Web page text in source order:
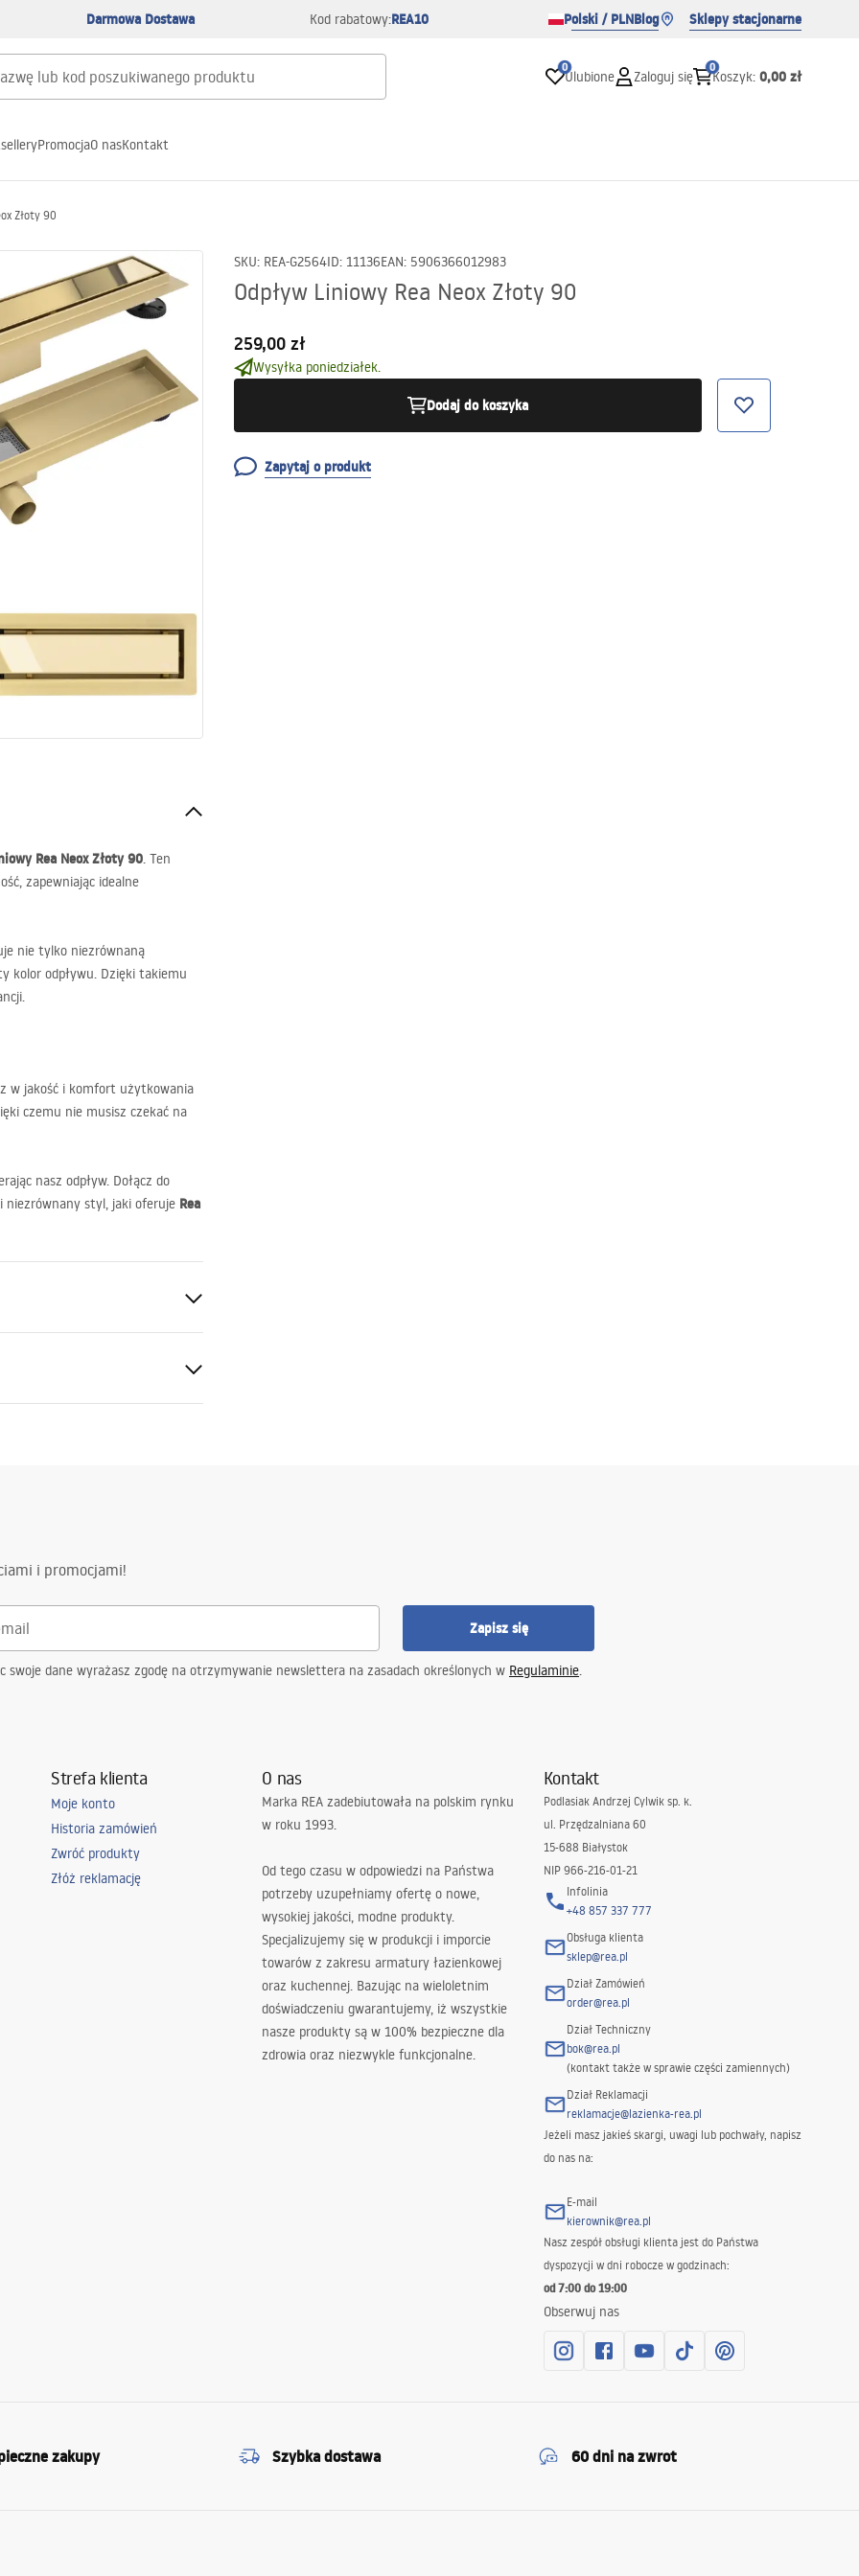
Darmowa Dostawa Kod rabatowy:REA10 Polski / PLNBlog Sklepy stacjonarne
0
Ulubione Zaloguj się
0
Koszyk: 0,00 zł
PromocjaO nasKontakt
Złoty 90
SKU: REA-G2564ID: 11136EAN: 5906366012983
Odpływ Liniowy Rea Neox Złoty 90
259,00 zł
Wysyłka poniedziałek.
Dodaj do koszyka
Zapytaj o produkt
Rea Neox Złoty 90. Ten
zapewniając idealne
nie tylko niezrównaną
kolor odpływu. Dzięki takiemu
w jakość i komfort użytkowania
czemu nie musisz czekać na
nasz odpływ. Dołącz do
niezrównany styl, jaki oferuje Rea
i promocjami!
Zapisz się
swoje dane wyrażasz zgodę na otrzymywanie newslettera na zasadach określonych w Regulaminie.
Strefa klienta
Moje konto
Historia zamówień
Zwróć produkty
Złóż reklamację
O nas
Marka REA zadebiutowała na polskim rynku
w roku 1993.
Od tego czasu w odpowiedzi na Państwa
potrzeby uzupełniamy ofertę o nowe,
wysokiej jakości, modne produkty.
Specjalizujemy się w produkcji i imporcie
towarów z zakresu armatury łazienkowej
oraz kuchennej. Bazując na wieloletnim
doświadczeniu gwarantujemy, iż wszystkie
nasze produkty są w 100% bezpieczne dla
zdrowia oraz niezwykle funkcjonalne.
Kontakt
Podlasiak Andrzej Cylwik sp. k.
ul. Przędzalniana 60
15-688 Białystok
NIP 966-216-01-21
Infolinia
+48 857 337 777
Obsługa klienta
sklep@rea.pl
Dział Zamówień
order@rea.pl
Dział Techniczny
bok@rea.pl
(kontakt także w sprawie części zamiennych)
Dział Reklamacji
reklamacje@lazienka-rea.pl
Jeżeli masz jakieś skargi, uwagi lub pochwały, napisz
do nas na:
E-mail
kierownik@rea.pl
Nasz zespół obsługi klienta jest do Państwa
dyspozycji w dni robocze w godzinach:
od 7:00 do 19:00
Obserwuj nas
zakupy Szybka dostawa 60 dni na zwrot